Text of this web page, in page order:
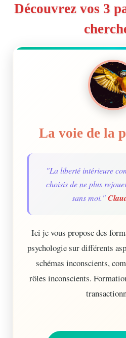
Découvrez vos 3
La voie de la
"La liberté intérieure
choisis de ne plus
sans moi."
Ici je vous propose des
psychologie sur différents
schémas inconscients,
rôles inconscients.